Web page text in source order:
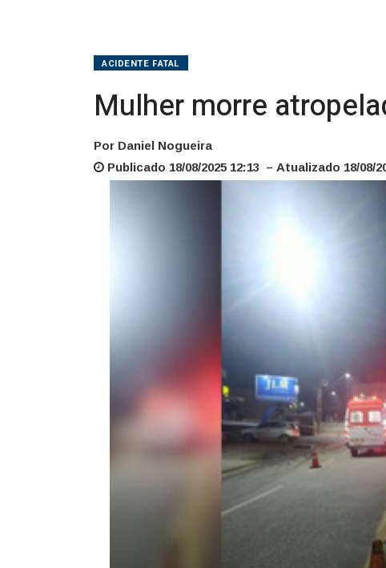
ACIDENTE FATAL
Mulher morre
Por Daniel Nogueira
Publicado 18/08/2025 12:13 – Atualizado 18/08/